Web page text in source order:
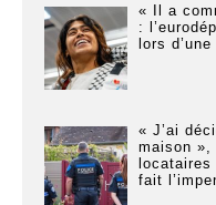
« Il a
:
lors
« J’ai
maison »,
fait